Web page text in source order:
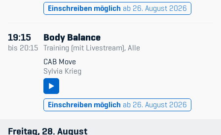
Einschreiben möglich ab 26. August 2026
19:15
bis 20:15
Body Balance
Training (mit Livestream), Alle
CAB Move
Sylvia Krieg
Einschreiben möglich ab 26. August 2026
Freitag 28 August